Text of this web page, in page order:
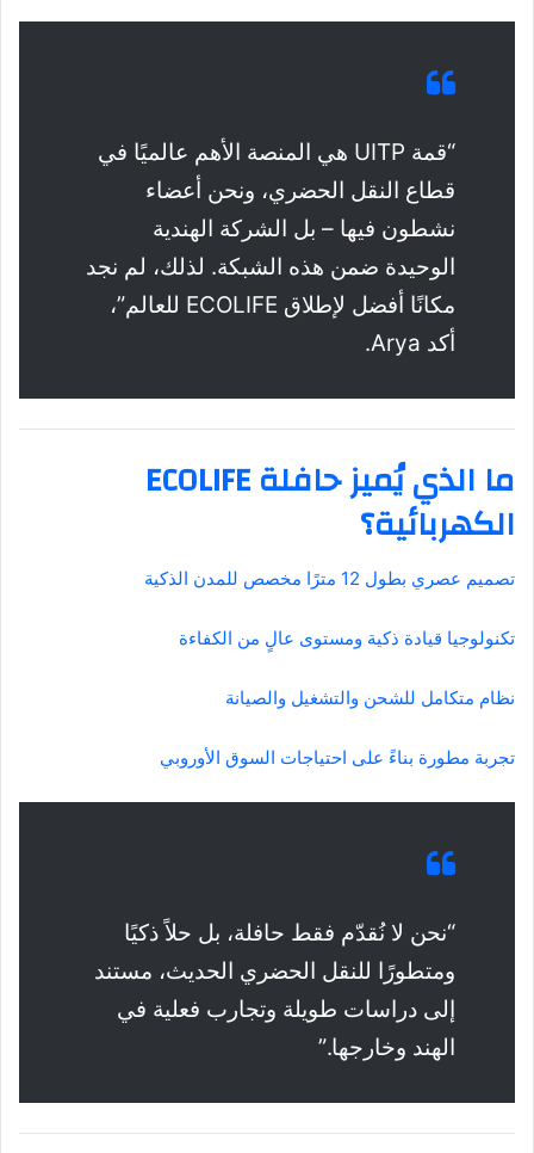
“قمة UITP هي المنصة الأهم عالميًا في
قطاع النقل الحضري، ونحن أعضاء
نشطون فيها – بل الشركة الهندية
الوحيدة ضمن هذه الشبكة. لذلك، لم نجد
مكانًا أفضل لإطلاق ECOLIFE للعالم”،
أكد Arya.
ما الذي يُميز حافلة ECOLIFE
الكهربائية؟
تصميم عصري بطول 12 مترًا مخصص للمدن الذكية
تكنولوجيا قيادة ذكية ومستوى عالٍ من الكفاءة
نظام متكامل للشحن والتشغيل والصيانة
تجربة مطورة بناءً على احتياجات السوق الأوروبي
“نحن لا نُقدّم فقط حافلة، بل حلاً ذكيًا
ومتطورًا للنقل الحضري الحديث، مستند
إلى دراسات طويلة وتجارب فعلية في
الهند وخارجها.”